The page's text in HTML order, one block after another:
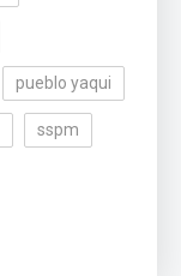
pueblo yaqui
sspm